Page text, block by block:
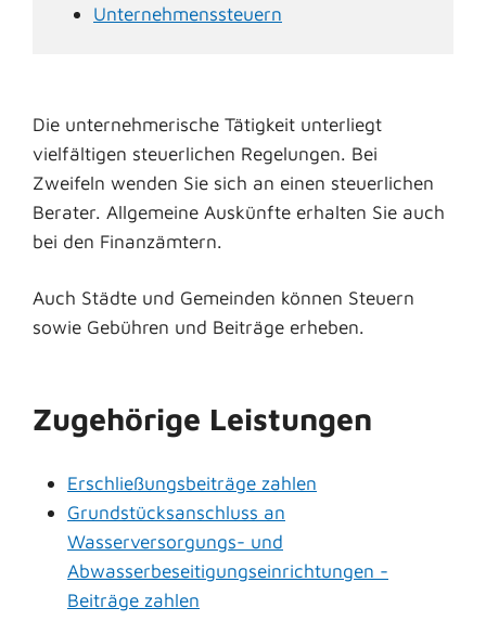
Unternehmenssteuern
Die unternehmerische Tätigkeit unterliegt
vielfältigen steuerlichen Regelungen. Bei
Zweifeln wenden Sie sich an einen steuerlichen
Berater. Allgemeine Auskünfte erhalten Sie auch
bei den Finanzämtern.
Auch Städte und Gemeinden können Steuern
sowie Gebühren und Beiträge erheben.
Zugehörige Leistungen
Erschließungsbeiträge zahlen
Grundstücksanschluss an
Wasserversorgungs- und
Abwasserbeseitigungseinrichtungen -
Beiträge zahlen